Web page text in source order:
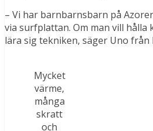
– Vi har barnbarnsbarn på
via surfplattan. Om man vill hålla
lära sig tekniken, säger Uno från
Mycket
värme,
många
skratt
och